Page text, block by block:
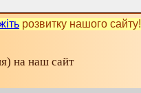
розвитку нашого сайту!
на наш сайт